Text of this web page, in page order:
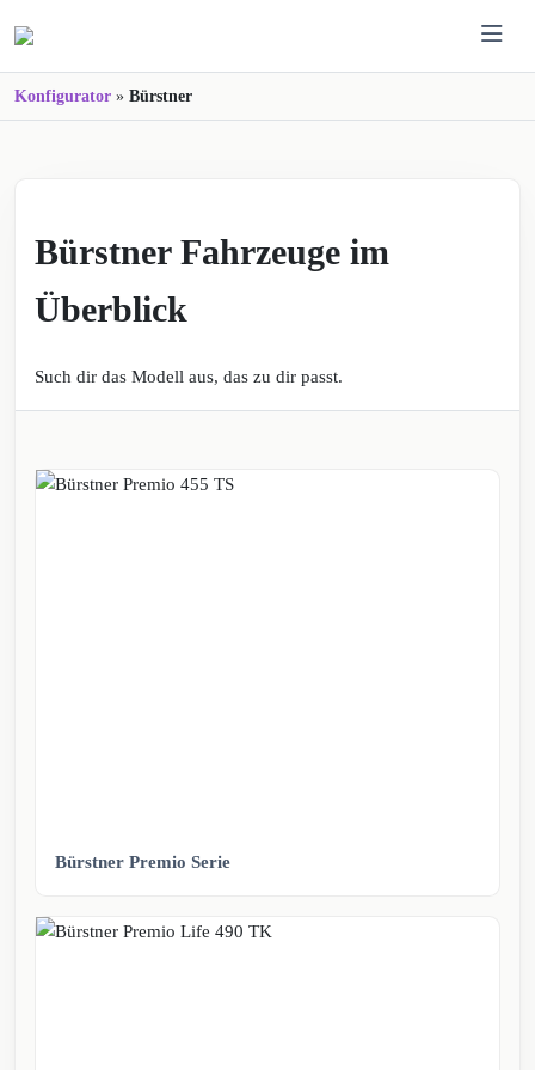
Konfigurator » Bürstner
Bürstner
Bürstner Fahrzeuge im
Überblick
Such dir das Modell aus, das zu dir passt.
Bürstner Premio Serie